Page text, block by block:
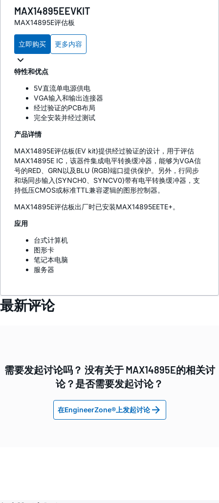
MAX14895EEVKIT
MAX14895E评估板
立即购买 更多内容
特性和优点
5V直流单电源供电
VGA输入和输出连接器
经过验证的PCB布局
完全安装并经过测试
产品详情
MAX14895E评估板(EV kit)提供经过验证的设计，用于评估
MAX14895E IC，该器件集成电平转换缓冲器，能够为VGA信
号的RED、GRN以及BLU (RGB)端口提供保护。另外，行同步
和场同步输入(SYNCH0、SYNCV0)带有电平转换缓冲器，支
持低压CMOS或标准TTL兼容逻辑的图形控制器。
MAX14895E评估板出厂时已安装MAX14895EETE+。
应用
台式计算机
图形卡
笔记本电脑
服务器
最新评论
需要发起讨论吗？ 没有关于 MAX14895E的相关讨
论？是否需要发起讨论？
在EngineerZone®上发起讨论